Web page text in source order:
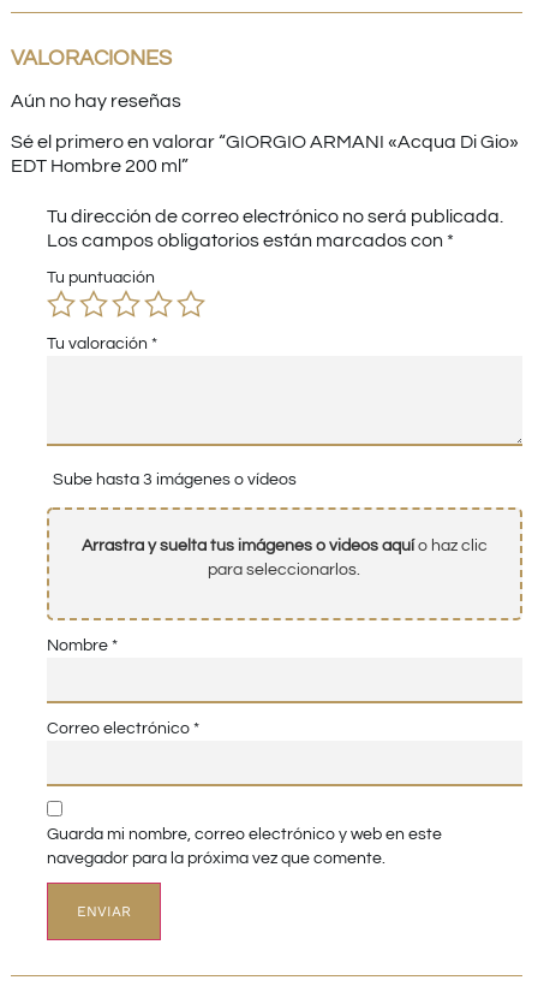
VALORACIONES
Aún no hay reseñas
Sé el primero en valorar “GIORGIO ARMANI «Acqua Di Gio»
EDT Hombre 200 ml”
Tu dirección de correo electrónico no será publicada.
Los campos obligatorios están marcados con *
Tu puntuación
Tu valoración *
Sube hasta 3 imágenes o vídeos
Arrastra y suelta tus imágenes o videos aquío haz clic
para seleccionarlos.
Nombre *
Correo electrónico *
Guarda mi nombre, correo electrónico y web en este
navegador para la próxima vez que comente.